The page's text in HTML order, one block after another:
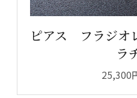
ピアス フラジオ
ラ
25,300